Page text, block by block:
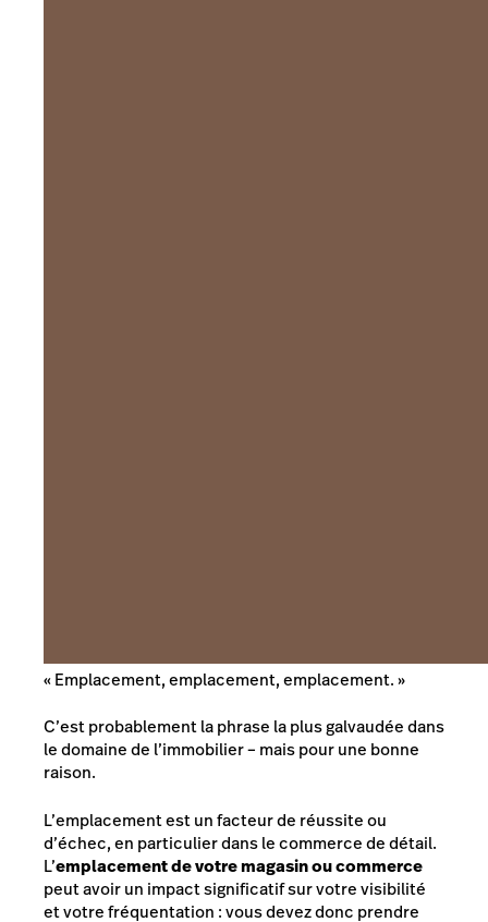
«Emplacement, emplacement, emplacement.»
C’est probablement la phrase la plus galvaudée dans
le domaine de l’immobilier – mais pour une bonne
raison.
L’emplacement est un facteur de réussite ou
d’échec, en particulier dans le commerce de détail.
L’emplacement de votre magasin ou commerce
peut avoir un impact significatif sur votre visibilité
et votre fréquentation : vous devez donc prendre